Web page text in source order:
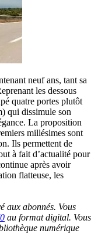
neuf ans, tant sa
les dessous
quatre portes plutôt
qui dissimule son
La proposition
millésimes sont
Ils permettent de
à fait d’actualité pour
après avoir
flatteuse, les
aux abonnés. Vous
au format digital. Vous
numérique